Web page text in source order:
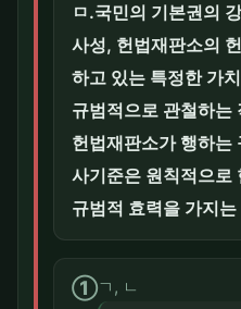
ㅁ.국민의 기본권의
사성, 헌법재판소의
하고 있는 특정한 가
규범적으로 관철하는
헌법재판소가 행하는
사기준은 원칙적으로
규범적 효력을 가지
①ㄱ, ㄴ